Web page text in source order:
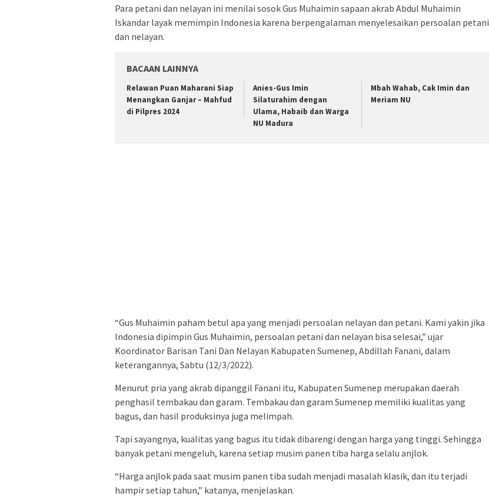
Para petani dan nelayan ini menilai sosok Gus Muhaimin sapaan akrab Abdul Muhaimin
Iskandar layak memimpin Indonesia karena berpengalaman menyelesaikan persoalan petani
dan nelayan.
BACAAN LAINNYA
Relawan Puan Maharani Siap
Menangkan Ganjar – Mahfud
di Pilpres 2024
Anies-Gus Imin
Silaturahim dengan
Ulama, Habaib dan Warga
NU Madura
Mbah Wahab, Cak Imin dan
Meriam NU
“Gus Muhaimin paham betul apa yang menjadi persoalan nelayan dan petani. Kami yakin jika
Indonesia dipimpin Gus Muhaimin, persoalan petani dan nelayan bisa selesai,” ujar
Koordinator Barisan Tani Dan Nelayan Kabupaten Sumenep, Abdillah Fanani, dalam
keterangannya, Sabtu (12/3/2022).
Menurut pria yang akrab dipanggil Fanani itu, Kabupaten Sumenep merupakan daerah
penghasil tembakau dan garam. Tembakau dan garam Sumenep memiliki kualitas yang
bagus, dan hasil produksinya juga melimpah.
Tapi sayangnya, kualitas yang bagus itu tidak dibarengi dengan harga yang tinggi. Sehingga
banyak petani mengeluh, karena setiap musim panen tiba harga selalu anjlok.
“Harga anjlok pada saat musim panen tiba sudah menjadi masalah klasik, dan itu terjadi
hampir setiap tahun,” katanya, menjelaskan.